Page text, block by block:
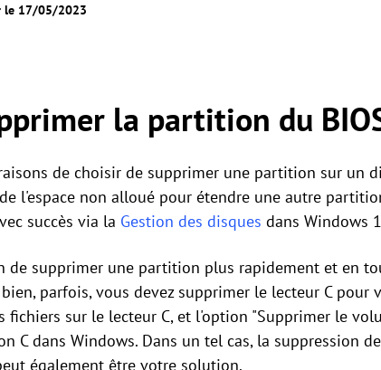
le 17/05/2023
la partition du
de choisir de supprimer une partition sur un
l'espace non alloué pour étendre une autre
succès via la Gestion des disques dans Windows
de supprimer une partition plus rapidement et en
parfois, vous devez supprimer le lecteur C pour
sur le lecteur C, et l'option "Supprimer le
C dans Windows. Dans un tel cas, la suppression
également être votre solution.